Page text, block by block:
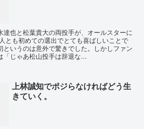
達也と松葉貴大の両投手が、オールスターに
とも初めての選出でとても喜ばしいことで
というのは意外で驚きでした。しかしファン
「じゃあ松山投手は辞退な...
上林誠知でポジらなければどう生
きていく。